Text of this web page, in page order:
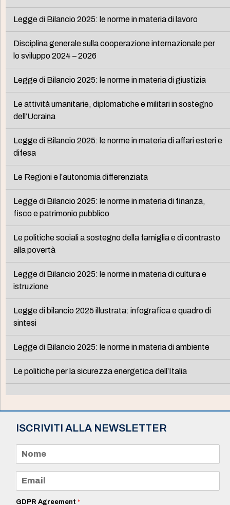
Legge di Bilancio 2025: le norme in materia di lavoro
Disciplina generale sulla cooperazione internazionale per
lo sviluppo 2024 – 2026
Legge di Bilancio 2025: le norme in materia di giustizia
Le attività umanitarie, diplomatiche e militari in sostegno
dell’Ucraina
Legge di Bilancio 2025: le norme in materia di affari esteri e
difesa
Le Regioni e l’autonomia differenziata
Legge di Bilancio 2025: le norme in materia di finanza,
fisco e patrimonio pubblico
Le politiche sociali a sostegno della famiglia e di contrasto
alla povertà
Legge di Bilancio 2025: le norme in materia di cultura e
istruzione
Legge di bilancio 2025 illustrata: infografica e quadro di
sintesi
Legge di Bilancio 2025: le norme in materia di ambiente
Le politiche per la sicurezza energetica dell’Italia
ISCRIVITI ALLA NEWSLETTER
m
e
a
iGDPR Agreement *